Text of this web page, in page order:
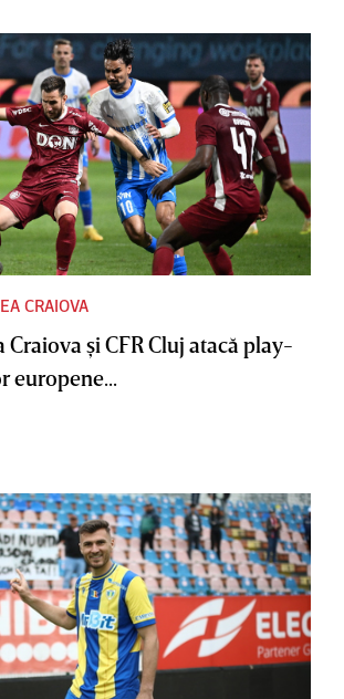
CRAIOVA
şi CFR Cluj atacă play-
europene...